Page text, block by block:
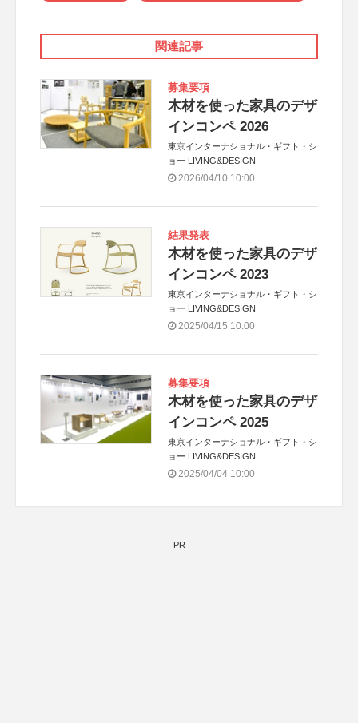
関連記事
募集要項
木材を使った家具のデザ
インコンペ 2026
東京インターナショナル・ギフト・シ
ョー LIVING&DESIGN
2026/04/10 10:00
結果発表
木材を使った家具のデザ
インコンペ 2023
東京インターナショナル・ギフト・シ
ョー LIVING&DESIGN
2025/04/15 10:00
募集要項
木材を使った家具のデザ
インコンペ 2025
東京インターナショナル・ギフト・シ
ョー LIVING&DESIGN
2025/04/04 10:00
PR